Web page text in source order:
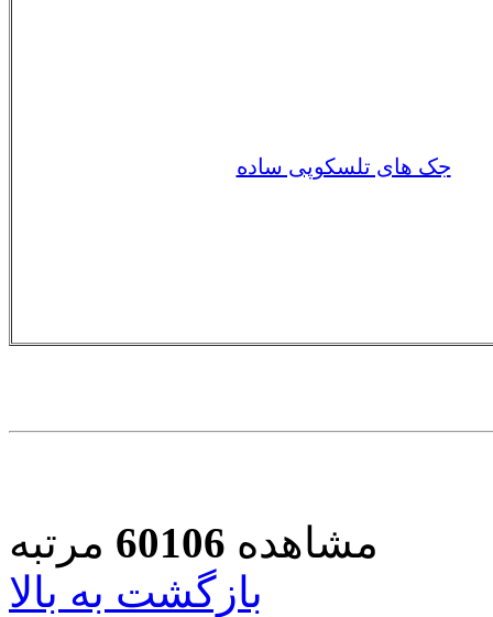
جک های تلسکوپی ساده
مشاهده 60106 مرتبه
بازگشت به بالا